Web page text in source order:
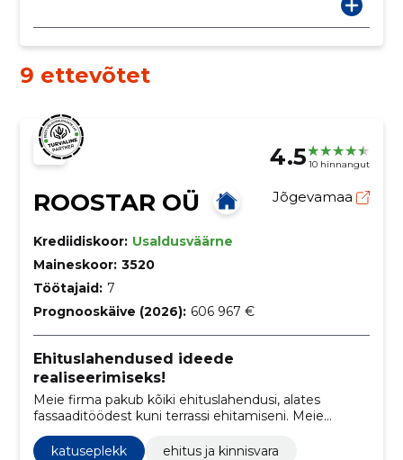
9 ettevõtet
4.5 10 hinnangut
ROOSTAR OÜ Jõgevamaa
Krediidiskoor: Usaldusväärne
Maineskoor: 3520
Töötajaid: 7
Prognooskäive (2026): 606 967 €
Ehituslahendused ideede
realiseerimiseks!
Meie firma pakub kõiki ehituslahendusi, alates
fassaaditöödest kuni terrassi ehitamiseni. Meie
eesmärk on pakkuda parimat teenust ja kvaliteetseid
tulemusi, mis kestavad pikka aega.
katuseplekk
ehitus ja kinnisvara